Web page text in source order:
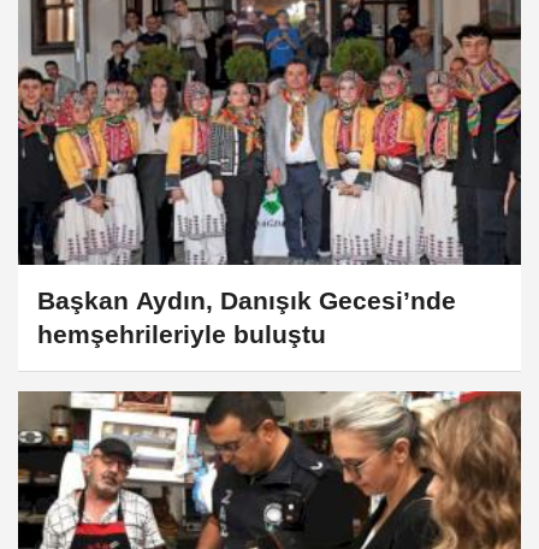
Başkan Aydın, Danışık Gecesi’nde
hemşehrileriyle buluştu